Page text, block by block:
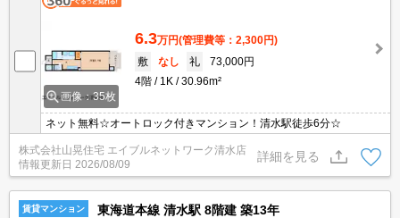
画像：35枚
6.3万円(管理費等：2,300円)
敷
なし 礼
73,000円
4階
1K 30.96m²
ネット無料☆オートロック付きマンション！清水駅徒歩6分☆
株式会社山晃住宅 エイブルネットワーク清水店
情報更新日 2026/08/09
詳細を見る
賃貸マンション 東海道本線 清水駅 8階建 築13年